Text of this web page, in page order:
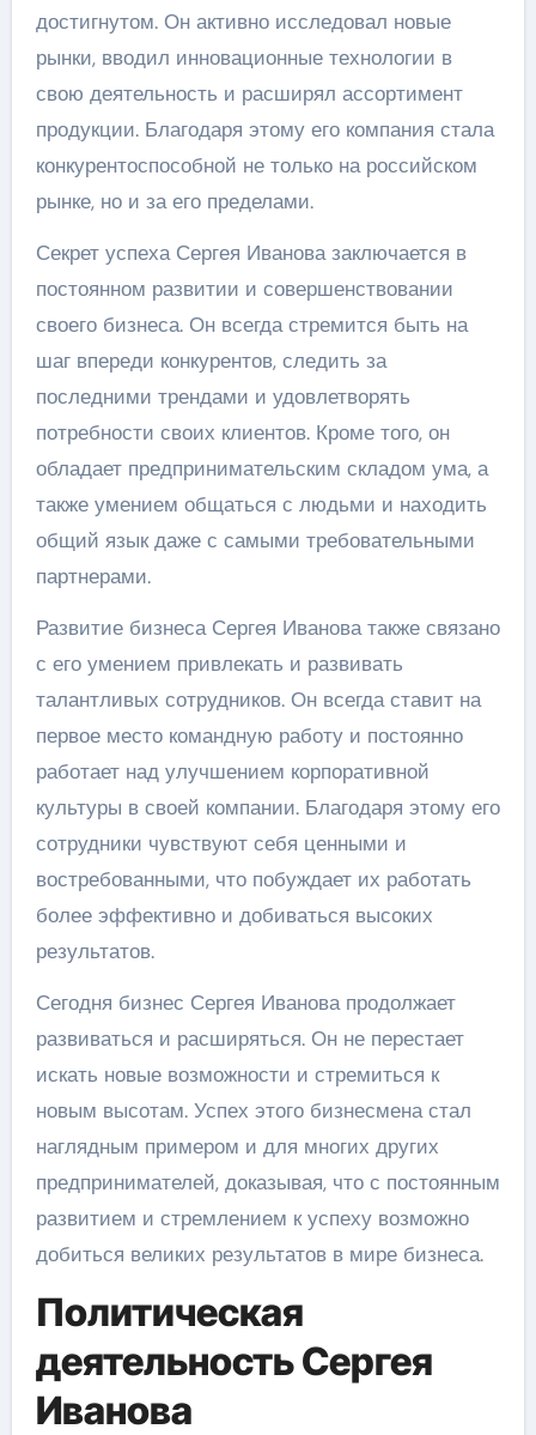
достигнутом. Он активно исследовал новые
рынки, вводил инновационные технологии в
свою деятельность и расширял ассортимент
продукции. Благодаря этому его компания стала
конкурентоспособной не только на российском
рынке, но и за его пределами.
Секрет успеха Сергея Иванова заключается в
постоянном развитии и совершенствовании
своего бизнеса. Он всегда стремится быть на
шаг впереди конкурентов, следить за
последними трендами и удовлетворять
потребности своих клиентов. Кроме того, он
обладает предпринимательским складом ума, а
также умением общаться с людьми и находить
общий язык даже с самыми требовательными
партнерами.
Развитие бизнеса Сергея Иванова также связано
с его умением привлекать и развивать
талантливых сотрудников. Он всегда ставит на
первое место командную работу и постоянно
работает над улучшением корпоративной
культуры в своей компании. Благодаря этому его
сотрудники чувствуют себя ценными и
востребованными, что побуждает их работать
более эффективно и добиваться высоких
результатов.
Сегодня бизнес Сергея Иванова продолжает
развиваться и расширяться. Он не перестает
искать новые возможности и стремиться к
новым высотам. Успех этого бизнесмена стал
наглядным примером и для многих других
предпринимателей, доказывая, что с постоянным
развитием и стремлением к успеху возможно
добиться великих результатов в мире бизнеса.
Политическая
деятельность Сергея
Иванова